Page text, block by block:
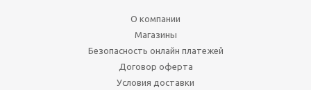
О компании
Магазины
Безопасность онлайн платежей
Договор оферта
Условия доставки